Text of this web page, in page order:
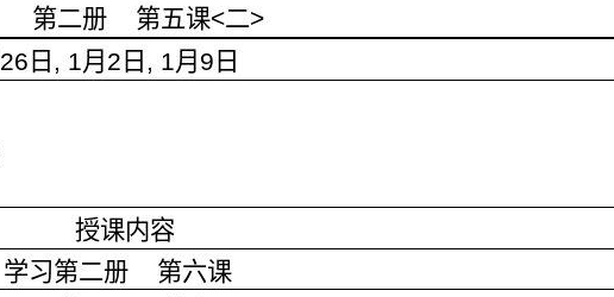
第二册 第五课<二>
26 日 , 1月 2 日 , 1月 9 日
授课内容
学习第二册
第六课